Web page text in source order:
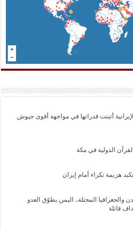
أثبتت قدراتها في مواجهة أقوى جيوش
هزيمة نكراء أمام إيران
والجغرافيا المحتلة.. اليمن يطوّق العدو
قاتلة